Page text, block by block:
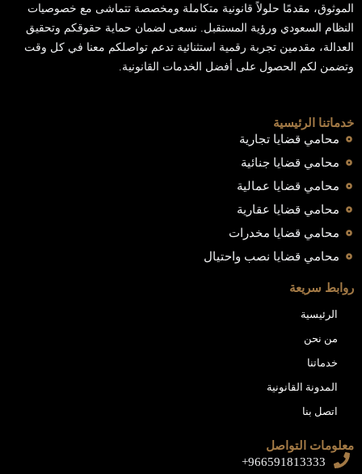
الموثوق، مقدمًا حلولاً قانونية متكاملة ومخصصة تتماشى مع خصوصيات
النظام السعودي ورؤية المستقبل. نسعى لضمان حماية حقوقكم وتحقيق
العدالة، مقدمين تجربة رقمية استثنائية تدعم تواصلكم معنا في كل وقت
وتضمن لكم الحصول على أفضل الخدمات القانونية.
خدماتنا الرئيسية
محامي قضايا تجارية
محامي قضايا جنائية
محامي قضايا عمالية
محامي قضايا عقارية
محامي قضايا مخدرات
محامي قضايا نصب واحتيال
روابط سريعة
الرئيسية
من نحن
خدماتنا
المدونة القانونية
اتصل بنا
معلومات التواصل
966591813333+